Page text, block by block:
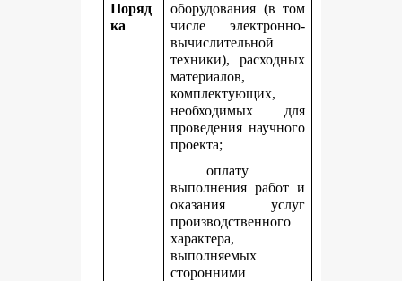
Поряд
ка
оборудования (в том
числе электронно-
вычислительной
техники), расходных
материалов,
комплектующих,
необходимых для
проведения научного
проекта;
оплату
выполнения работ и
оказания услуг
производственного
характера,
выполняемых
сторонними